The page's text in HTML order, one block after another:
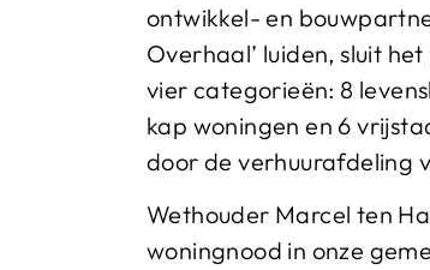
ontwikkel- en
Overhaal’ luiden, sluit
vier categorieën: 8
kap woningen en 6
door de verhuurafdeling
Wethouder Marcel ten
woningnood in onze